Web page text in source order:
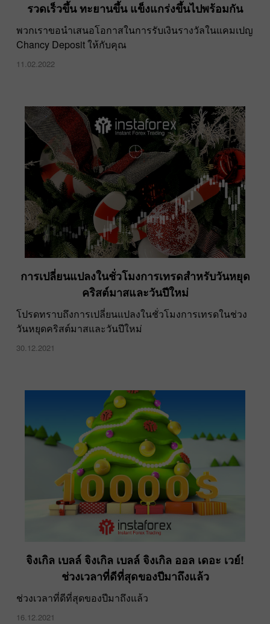
รวดเร็วขึ้น ทะยานขึ้น แข็งแกร่งขึ้นไปพร้อมกัน
พวกเราขอนำเสนอโอกาสในการรับเงินรางวัลในแคมเปญ
Chancy Deposit ให้กับคุณ
11.02.2022
การเปลี่ยนแปลงในชั่วโมงการเทรดสำหรับวันหยุด
คริสต์มาสและวันปีใหม่
โปรดทราบถึงการเปลี่ยนแปลงในชั่วโมงการเทรดในช่วง
วันหยุดคริสต์มาสและวันปีใหม่
30.12.2021
จิงเกิล เบลล์ จิงเกิล เบลล์ จิงเกิล ออล เดอะ เวย์!
ช่วงเวลาที่ดีที่สุดของปีมาถึงแล้ว
ช่วงเวลาที่ดีที่สุดของปีมาถึงแล้ว
16.12.2021